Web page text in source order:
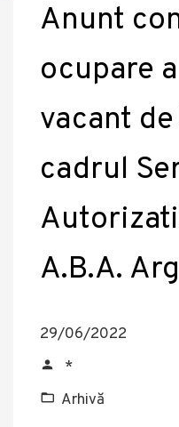
Anunt
ocupare
vacant
cadrul
A.B.A.
29/06/2022
*
Arhivă